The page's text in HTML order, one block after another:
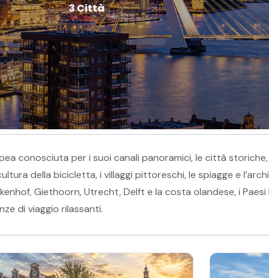
3 Città
conosciuta per i suoi canali panoramici, le città storiche,
della bicicletta, i villaggi pittoreschi, le spiagge e
Giethoorn, Utrecht, Delft e la costa olandese, i
di viaggio rilassanti.